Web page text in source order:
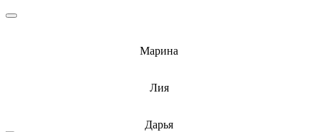
Марина
Лия
Дарья